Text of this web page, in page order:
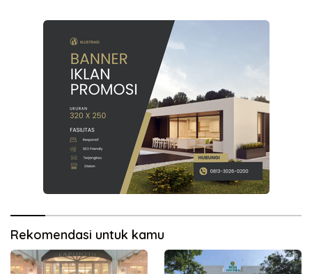
Rekomendasi untuk kamu